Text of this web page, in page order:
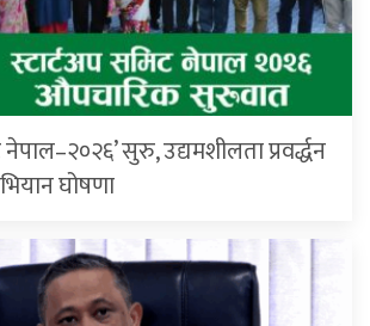
सुरु, उद्यमशीलता प्रवर्द्धन
घोषणा